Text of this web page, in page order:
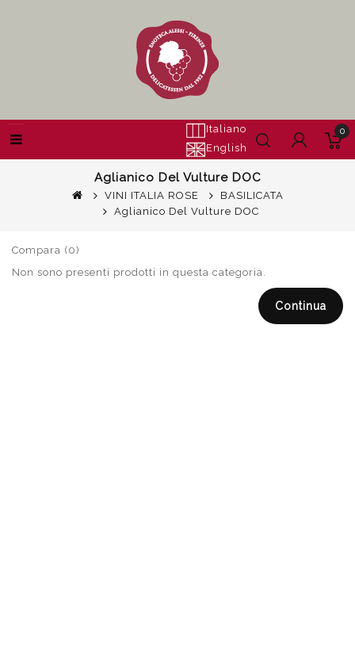
Italiano
English
0
Aglianico Del Vulture DOC
VINI ITALIA ROSE
BASILICATA
Aglianico Del Vulture DOC
Compara (0)
Non sono presenti prodotti in questa categoria.
Continua